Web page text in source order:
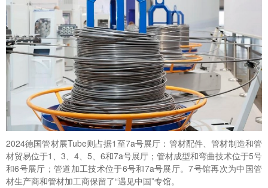
2024德国管材展Tube则占据1至7a号展厅：管材配件、管材制造和管
材贸易位于1、3、4、5、6和7a号展厅；管材成型和弯曲技术位于5号
和6号展厅；管道加工技术位于6号和7a号展厅。7号馆再次为中国管
材生产商和管材加工商保留了“遇见中国”专馆。